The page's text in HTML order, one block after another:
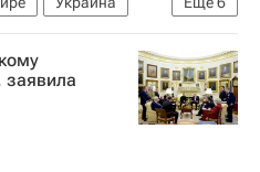
Зеленский
Национальное антикоррупционное бюро Украины (НАБУ)
заявила